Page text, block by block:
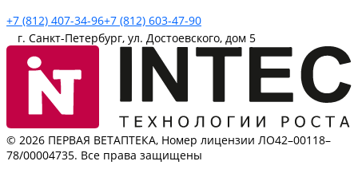
+7 (812) 407-34-96+7 (812) 603-47-90
г. Санкт-Петербург, ул. Достоевского, дом 5
© 2026 ПЕРВАЯ ВЕТАПТЕКА, Номер лицензии ЛО42–00118–
78/00004735. Все права защищены